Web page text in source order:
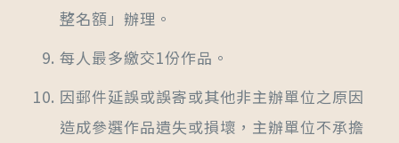
整名額」辦理。
每人最多繳交1份作品。
因郵件延誤或誤寄或其他非主辦單位之原因
造成參選作品遺失或損壞，主辦單位不承擔